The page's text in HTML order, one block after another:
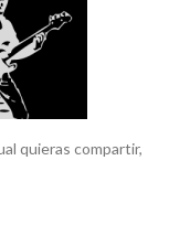
quieras compartir,